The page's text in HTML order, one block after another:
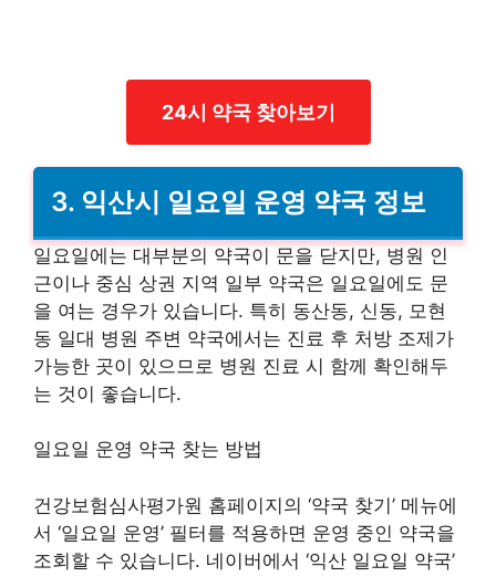
24시 약국 찾아보기
3. 익산시 일요일 운영 약국 정보
일요일에는 대부분의 약국이 문을 닫지만, 병원 인
근이나 중심 상권 지역 일부 약국은 일요일에도 문
을 여는 경우가 있습니다. 특히 동산동, 신동, 모현
동 일대 병원 주변 약국에서는 진료 후 처방 조제가
가능한 곳이 있으므로 병원 진료 시 함께 확인해두
는 것이 좋습니다.
일요일 운영 약국 찾는 방법
건강보험심사평가원 홈페이지의 ‘약국 찾기’ 메뉴에
서 ‘일요일 운영’ 필터를 적용하면 운영 중인 약국을
조회할 수 있습니다. 네이버에서 ‘익산 일요일 약국’